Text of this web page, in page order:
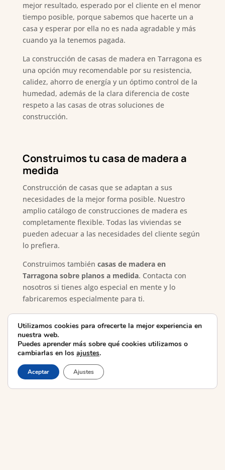
mejor resultado, esperado por el cliente en el menor
tiempo posible, porque sabemos que hacerte un a
casa y esperar por ella no es nada agradable y más
cuando ya la tenemos pagada.
La construcción de casas de madera en Tarragona es
una opción muy recomendable por su resistencia,
calidez, ahorro de energía y un óptimo control de la
humedad, además de la clara diferencia de coste
respeto a las casas de otras soluciones de
construcción.
Construimos tu casa de madera a
medida
Construcción de casas que se adaptan a sus
necesidades de la mejor forma posible. Nuestro
amplio catálogo de construcciones de madera es
completamente flexible. Todas las viviendas se
pueden adecuar a las necesidades del cliente según
lo prefiera.
Construimos también casas de madera en
Tarragona sobre planos a medida. Contacta con
nosotros si tienes algo especial en mente y lo
fabricaremos especialmente para ti.
Además de los planos flexibles, también puedes
elegir variedad de características y cualidades de
acabados para su futura vivienda.
Utilizamos cookies para ofrecerte la mejor experiencia en
nuestra web.
Puedes aprender más sobre qué cookies utilizamos o
cambiarlas en los ajustes.
Aceptar Ajustes